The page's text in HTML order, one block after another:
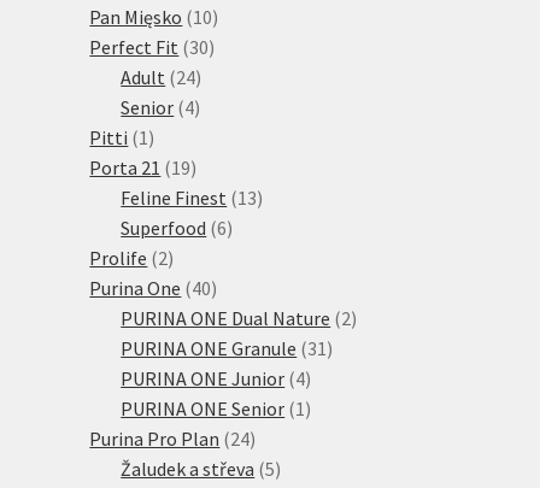
Pan Mięsko 1010
produktů
Perfect Fit 3030
Adult 2424
produktů
Senior 44
Pitti 1 1
produkt
Porta 21 1919
produktů
Feline Finest 1313
Superfood 66
Prolife 22
produkty
Purina One 4040
produktů
PURINA ONE Dual Nature 22
PURINA ONE Granule 31 31
PURINA ONE Junior 44
produkty
PURINA ONE Senior 1 1
Purina Pro Plan 2424
produktů
Žaludek a střeva 55